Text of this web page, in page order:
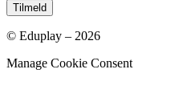
Tilmeld
© Eduplay – 2026
Manage Cookie Consent